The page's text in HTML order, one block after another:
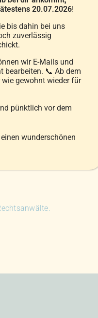
Fax: +43
Waren (*)/die
20.07.2026!
bis dahin bei uns
zuverlässig
wir E-Mails und
bearbeiten. 📞 Ab dem
gewohnt wieder für
pünktlich vor dem
wunderschönen